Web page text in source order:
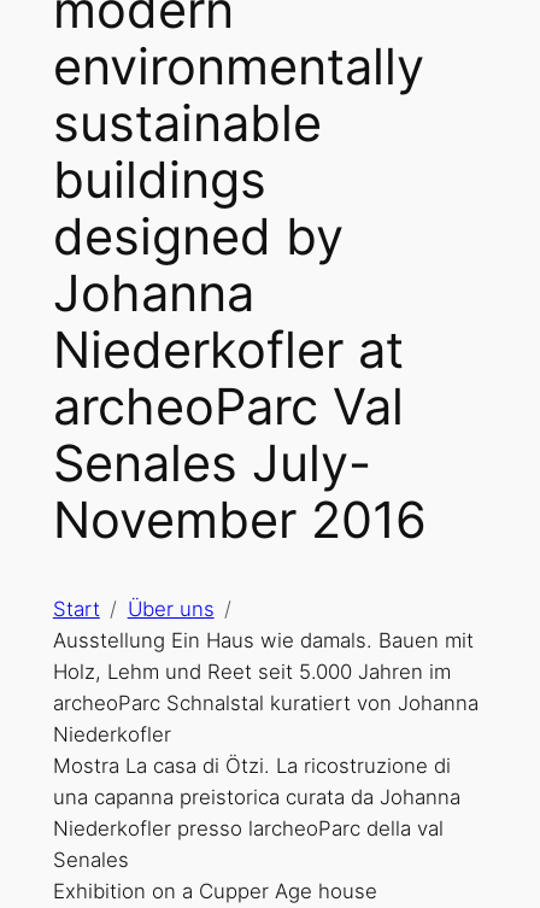
environmentally
sustainable
buildings
designed by
Johanna
Niederkofler at
archeoParc Val
Senales July-
November 2016
Start
Über uns
Ausstellung Ein Haus wie damals. Bauen mit
Holz, Lehm und Reet seit 5.000 Jahren im
archeoParc Schnalstal kuratiert von Johanna
Niederkofler
Mostra La casa di Ötzi. La ricostruzione di
una capanna preistorica curata da Johanna
Niederkofler presso larcheoParc della val
Senales
Exhibition on a Cupper Age house